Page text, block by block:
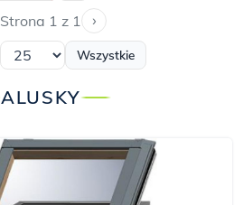
Strona 1 z 1 ›
Wszystkie
ALUSKY